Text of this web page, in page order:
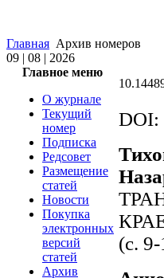
Главная Архив номеров
09 | 08 | 2026
Главное меню
О журнале
Текущий
номер
Подписка
Редсовет
Размещение
статей
Новости
Покупка
электронных
версий
статей
Архив
DOI:
(c.